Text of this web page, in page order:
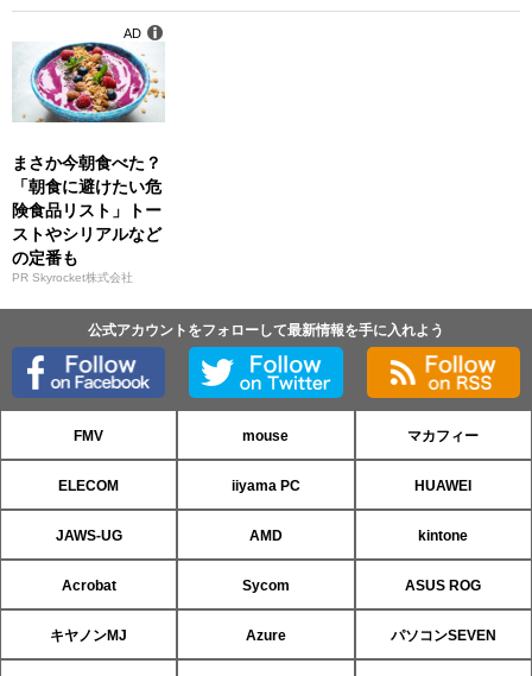
まさか今朝食べた？
「朝食に避けたい危
険食品リスト」トー
ストやシリアルなど
の定番も
PR Skyrocket株式会社
AD
公式アカウントをフォローして最新情報を手に入れよう
FMV mouse マカフィー
ELECOM iiyama PC HUAWEI
JAWS-UG AMD kintone
Acrobat Sycom ASUS ROG
キヤノンMJ Azure パソコンSEVEN